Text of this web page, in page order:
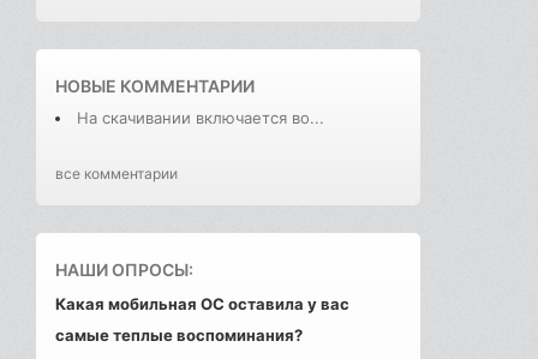
НОВЫЕ КОММЕНТАРИИ
На скачивании включается во...
все комментарии
НАШИ ОПРОСЫ:
Какая мобильная ОС оставила у вас
самые теплые воспоминания?